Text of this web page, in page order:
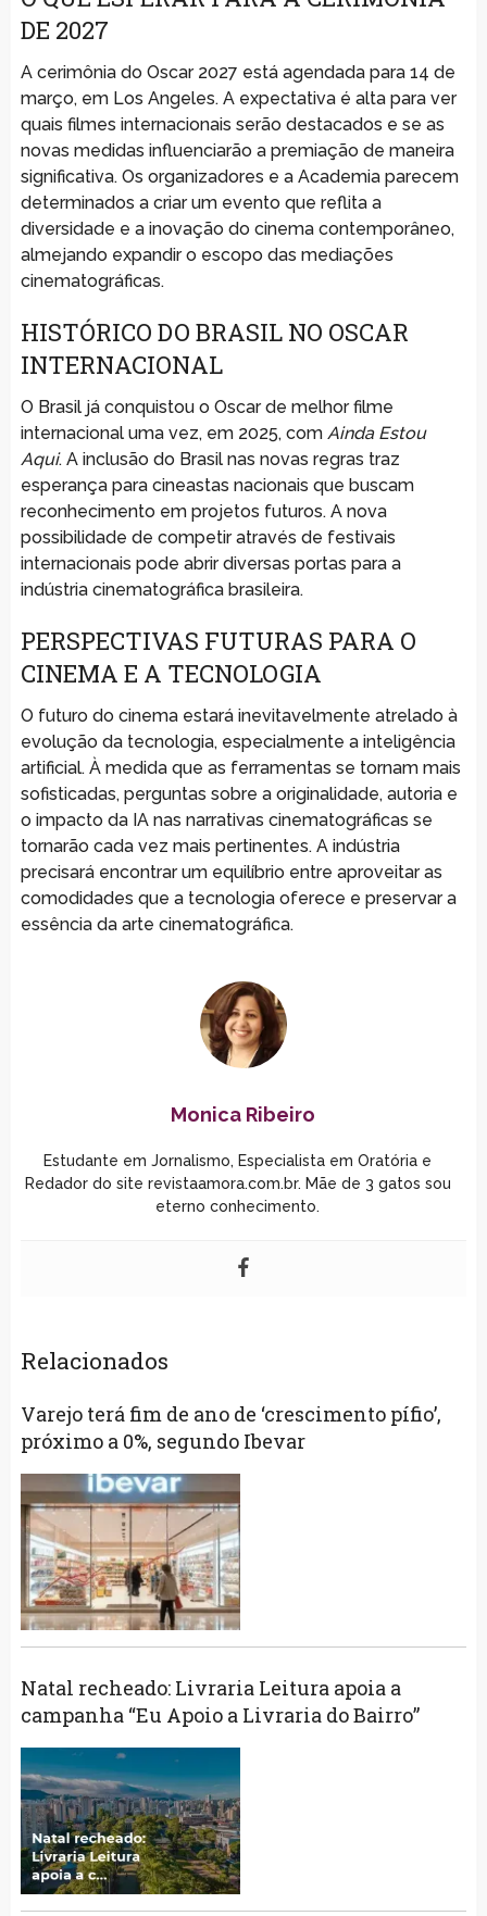
DE 2027
A cerimônia do Oscar 2027 está agendada para 14 de
março, em Los Angeles. A expectativa é alta para ver
quais filmes internacionais serão destacados e se as
novas medidas influenciarão a premiação de maneira
significativa. Os organizadores e a Academia parecem
determinados a criar um evento que reflita a
diversidade e a inovação do cinema contemporâneo,
almejando expandir o escopo das mediações
cinematográficas.
HISTÓRICO DO BRASIL NO OSCAR
INTERNACIONAL
O Brasil já conquistou o Oscar de melhor filme
internacional uma vez, em 2025, com Ainda Estou
Aqui. A inclusão do Brasil nas novas regras traz
esperança para cineastas nacionais que buscam
reconhecimento em projetos futuros. A nova
possibilidade de competir através de festivais
internacionais pode abrir diversas portas para a
indústria cinematográfica brasileira.
PERSPECTIVAS FUTURAS PARA O
CINEMA E A TECNOLOGIA
O futuro do cinema estará inevitavelmente atrelado à
evolução da tecnologia, especialmente a inteligência
artificial. À medida que as ferramentas se tornam mais
sofisticadas, perguntas sobre a originalidade, autoria e
o impacto da IA nas narrativas cinematográficas se
tornarão cada vez mais pertinentes. A indústria
precisará encontrar um equilíbrio entre aproveitar as
comodidades que a tecnologia oferece e preservar a
essência da arte cinematográfica.
Monica Ribeiro
Estudante em Jornalismo, Especialista em Oratória e
Redador do site revistaamora.com.br. Mãe de 3 gatos sou
eterno conhecimento.
Relacionados
Varejo terá fim de ano de ‘crescimento pífio’,
próximo a 0%, segundo Ibevar
Natal recheado: Livraria Leitura apoia a
campanha “Eu Apoio a Livraria do Bairro”